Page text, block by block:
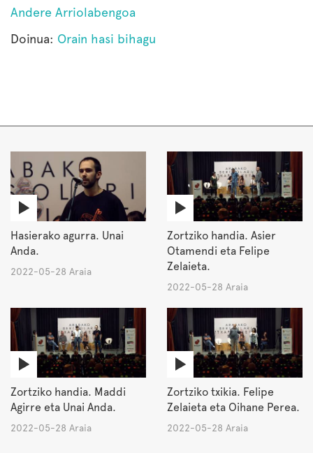
Andere Arriolabengoa
Doinua: Orain hasi bihagu
Hasierako agurra. Unai
Anda.
2022-05-28 Araia
Zortziko handia. Asier
Otamendi eta Felipe
Zelaieta.
2022-05-28 Araia
Zortziko handia. Maddi
Agirre eta Unai Anda.
2022-05-28 Araia
Zortziko txikia. Felipe
Zelaieta eta Oihane Perea.
2022-05-28 Araia